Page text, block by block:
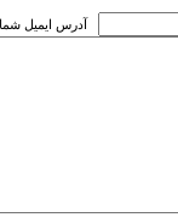
* آدرس ايميل شما